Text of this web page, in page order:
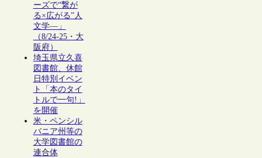
ーズで“繋が
る×広がる”人
文学―」
（8/24-25・大
阪府）
埼玉県立久喜
図書館、休館
日特別イベン
ト「本のタイ
トルで一句!」
を開催
米・ペンシル
バニア州等の
大学図書館の
連合体